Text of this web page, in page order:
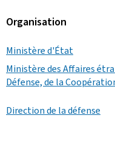
Organisation
Ministère d'État
Ministère des Affaires
Défense, de la
Direction de la défense